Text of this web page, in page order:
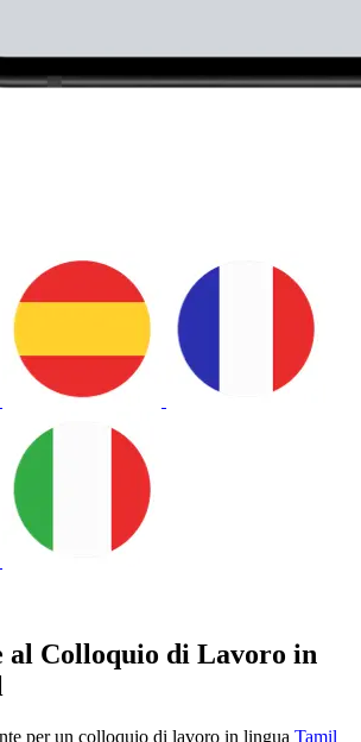
al Colloquio di Lavoro in
per un colloquio di lavoro in lingua Tamil